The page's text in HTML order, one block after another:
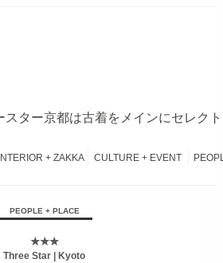
スター京都は古着をメインにセレク
+ ZAKKA CULTURE + EVENT
отказа
PEOPLE + PLACE
★★★
Three Star | Kyoto